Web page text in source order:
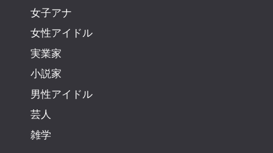
女子アナ
女性アイドル
実業家
小説家
男性アイドル
芸人
雑学